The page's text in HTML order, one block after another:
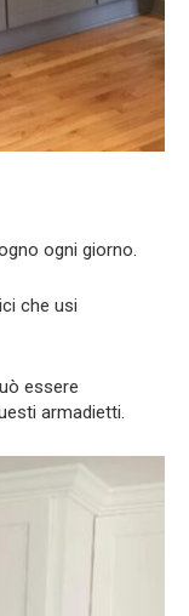
ogni giorno.
che usi
essere
armadietti.